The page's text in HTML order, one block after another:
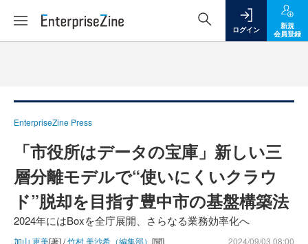
ログイン
新規
会員登録
EnterpriseZine Press
「市役所はデータの宝庫」新しい三
層分離モデルで“使いにくいクラウ
ド”脱却を目指す豊中市の基盤構築法
2024年にはBoxを全庁展開、さらなる業務効率化へ
加山 恵美[著] /竹村 美沙希（編集部） [聞] 2024/09/03 08:00